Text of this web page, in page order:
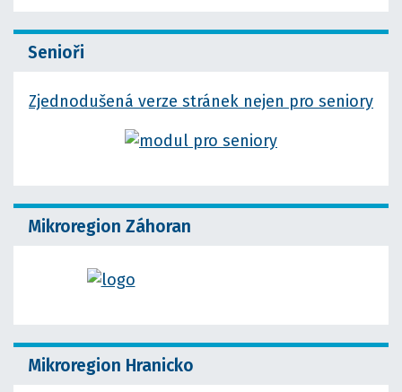
Senioři
Zjednodušená verze stránek nejen pro seniory
Mikroregion Záhoran
Mikroregion Hranicko